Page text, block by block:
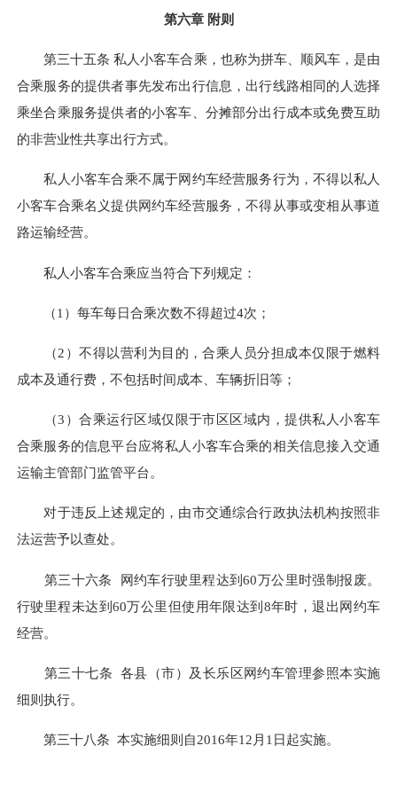
第六章 附则
第三十五条 私人小客车合乘，也称为拼车、顺风车，是由
合乘服务的提供者事先发布出行信息，出行线路相同的人选择
乘坐合乘服务提供者的小客车、分摊部分出行成本或免费互助
的非营业性共享出行方式。
私人小客车合乘不属于网约车经营服务行为，不得以私人
小客车合乘名义提供网约车经营服务，不得从事或变相从事道
路运输经营。
私人小客车合乘应当符合下列规定：
（1）每车每日合乘次数不得超过4次；
（2）不得以营利为目的，合乘人员分担成本仅限于燃料
成本及通行费，不包括时间成本、车辆折旧等；
（3）合乘运行区域仅限于市区区域内，提供私人小客车
合乘服务的信息平台应将私人小客车合乘的相关信息接入交通
运输主管部门监管平台。
对于违反上述规定的，由市交通综合行政执法机构按照非
法运营予以查处。
第三十六条 网约车行驶里程达到60万公里时强制报废。
行驶里程未达到60万公里但使用年限达到8年时，退出网约车
经营。
第三十七条 各县（市）及长乐区网约车管理参照本实施
细则执行。
第三十八条 本实施细则自2016年12月1日起实施。